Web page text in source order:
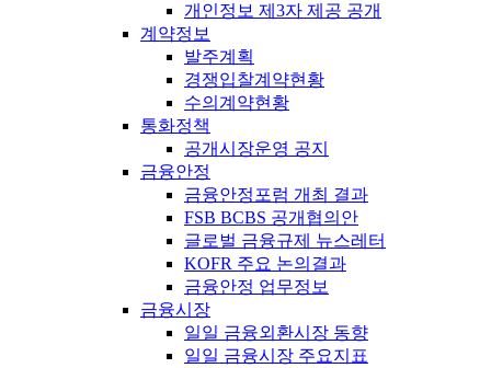
개인정보 제3자 제공 공개
계약정보
발주계획
경쟁입찰계약현황
수의계약현황
통화정책
공개시장운영 공지
금융안정
금융안정포럼 개최 결과
FSB BCBS 공개협의안
글로벌 금융규제 뉴스레터
KOFR 주요 논의결과
금융안정 업무정보
금융시장
일일 금융외환시장 동향
일일 금융시장 주요지표